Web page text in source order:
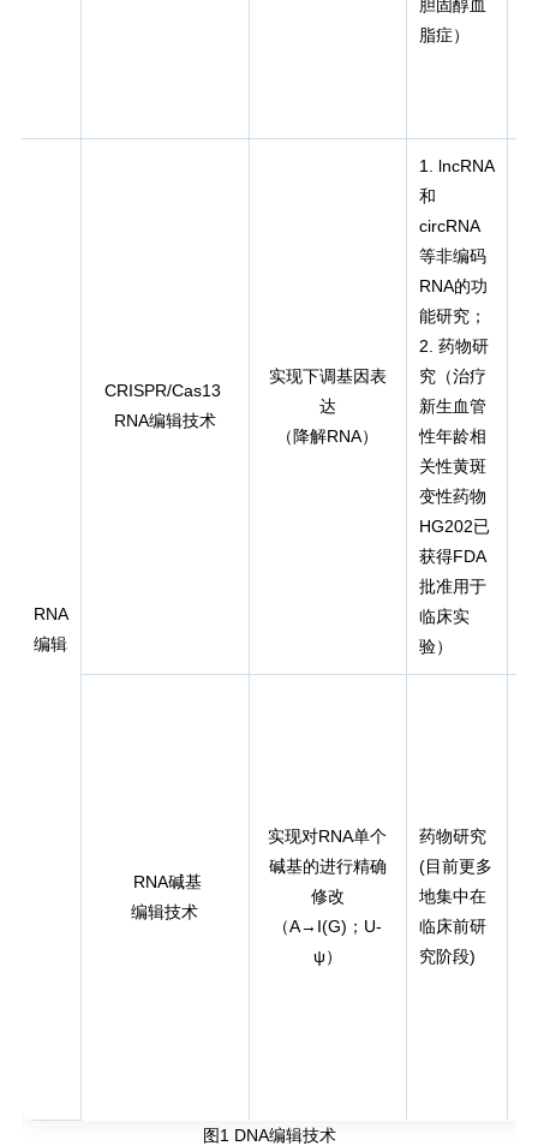
胆固醇血
脂症）
RNA
编辑
CRISPR/Cas13
RNA编辑技术
实现下调基因表
达
（降解RNA）
1. lncRNA
和
circRNA
等非编码
RNA的功
能研究；
2. 药物研
究（治疗
新生血管
性年龄相
关性黄斑
变性药物
HG202已
获得FDA
批准用于
临床实
验）
RNA碱基
编辑技术
实现对RNA单个
碱基的进行精确
修改
（A→I(G)；U-
ψ）
药物研究
(目前更多
地集中在
临床前研
究阶段)
图1 DNA编辑技术